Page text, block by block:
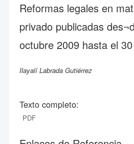
Reformas legales en
privado publicadas
octubre 2009 hasta el
Ilayalí Labrada Gutiérrez
Texto completo:
PDF